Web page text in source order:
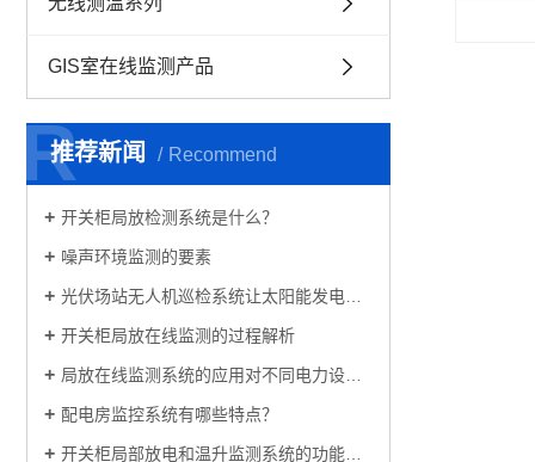
GIS室在线监测产品
推荐新闻 Recommend
R
R
开关柜局放检测系统是什么？
噪声环境监测的要素
光伏场站无人机巡检系统让太阳能发电更可靠
开关柜局放在线监测的过程解析
局放在线监测系统的应用对不同电力设备的影响
配电房监控系统有哪些特点？
开关柜局部放电和温升监测系统的功能特点